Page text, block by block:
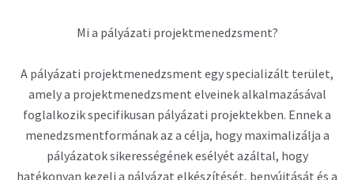
Mi a pályázati projektmenedzsment?
A pályázati projektmenedzsment egy specializált terület,
amely a projektmenedzsment elveinek alkalmazásával
foglalkozik specifikusan pályázati projektekben. Ennek a
menedzsmentformának az a célja, hogy maximalizálja a
pályázatok sikerességének esélyét azáltal, hogy
hatékonyan kezeli a pályázat elkészítését, benyújtását és a